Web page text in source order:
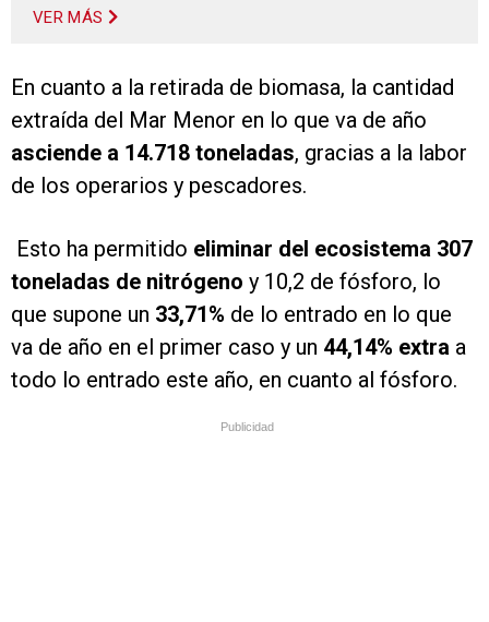
VER MÁS
En cuanto a la retirada de biomasa, la cantidad
extraída del Mar Menor en lo que va de año
asciende a 14.718 toneladas, gracias a la labor
de los operarios y pescadores.
Esto ha permitido eliminar del ecosistema 307
toneladas de nitrógeno y 10,2 de fósforo, lo
que supone un 33,71% de lo entrado en lo que
va de año en el primer caso y un 44,14% extra a
todo lo entrado este año, en cuanto al fósforo.
Publicidad